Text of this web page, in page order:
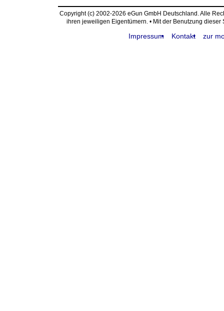
Copyright (c) 2002-2026 eGun GmbH Deutschland. Alle
ihren jeweiligen Eigentümern. • Mit der Benutzung
Impressum Kontakt zur